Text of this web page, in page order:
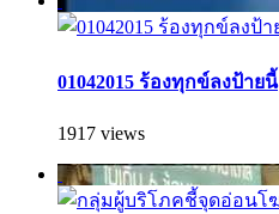
01042015 ร้องทุกข์ลงป้ายนี้
1917 views